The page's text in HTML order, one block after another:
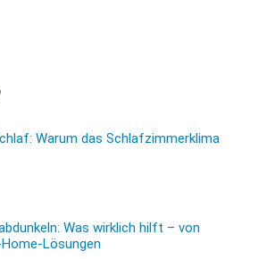
Warum das Schlafzimmerklima
Was wirklich hilft – von
Lösungen